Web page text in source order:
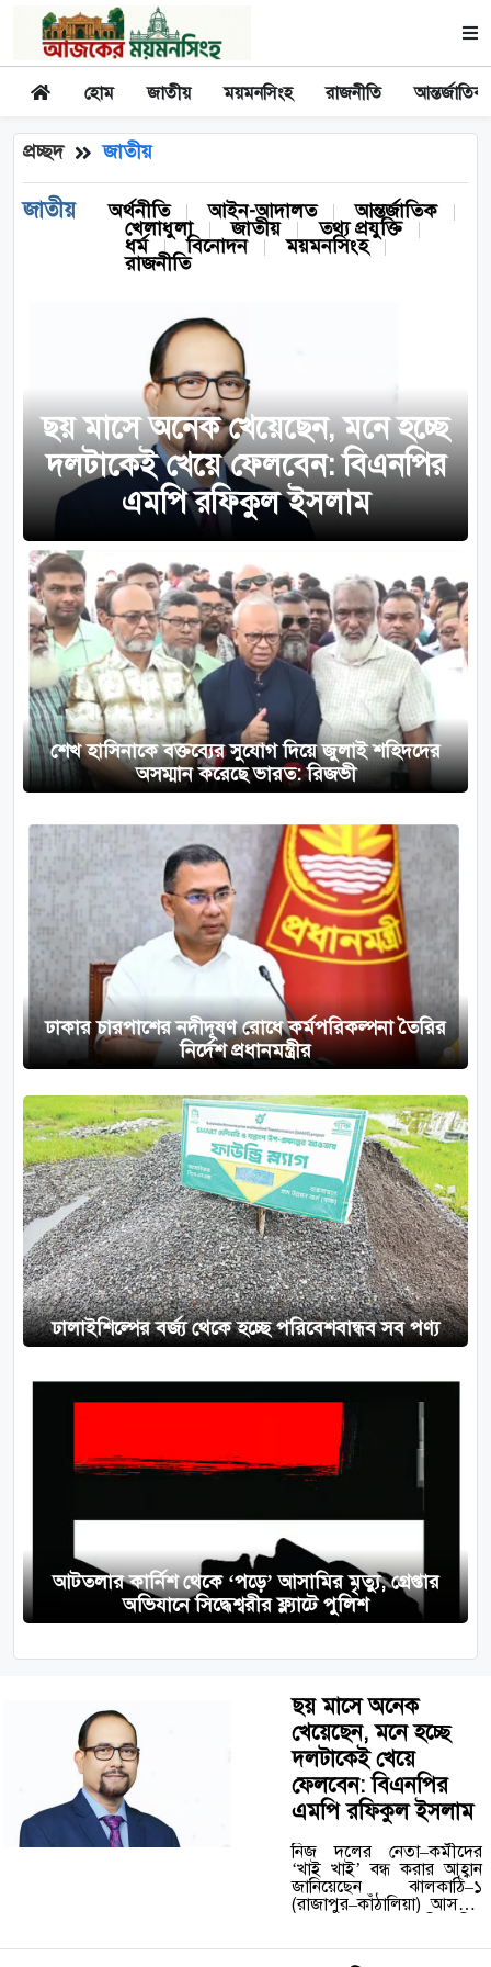
হোম জাতীয় ময়মনসিংহ রাজনীতি আন্তর্জাতিক
প্রচ্ছদ জাতীয়
জাতীয় অর্থনীতি আইন-আদালত আন্তর্জাতিক
খেলাধুলা জাতীয় তথ্য প্রযুক্তি
ধর্ম বিনোদন ময়মনসিংহ
রাজনীতি
ছয় মাসে অনেক খেয়েছেন, মনে হচ্ছে
দলটাকেই খেয়ে ফেলবেন: বিএনপির
এমপি রফিকুল ইসলাম
শেখ হাসিনাকে বক্তব্যের সুযোগ দিয়ে জুলাই শহিদদের
অসম্মান করেছে ভারত: রিজভী
ঢাকার চারপাশের নদীদূষণ রোধে কর্মপরিকল্পনা তৈরির
নির্দেশ প্রধানমন্ত্রীর
ঢালাইশিল্পের বর্জ্য থেকে হচ্ছে পরিবেশবান্ধব সব পণ্য
আটতলার কার্নিশ থেকে ‘পড়ে’ আসামির মৃত্যু, গ্রেপ্তার
অভিযানে সিদ্ধেশ্বরীর ফ্ল্যাটে পুলিশ
ছয় মাসে অনেক
খেয়েছেন, মনে হচ্ছে
দলটাকেই খেয়ে
ফেলবেন: বিএনপির
এমপি রফিকুল ইসলাম
নিজ দলের নেতা–কর্মীদের
‘খাই খাই’ বন্ধ করার আহ্বান
জানিয়েছেন ঝালকাঠি–১
(রাজাপুর–কাঁঠালিয়া) আসনের
রফিকুল ইসলাম জামাল।